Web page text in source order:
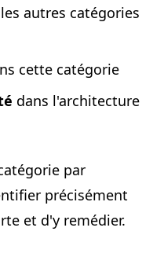
autres catégories
cette catégorie
dans l'architecture
par
précisément
et d'y remédier.